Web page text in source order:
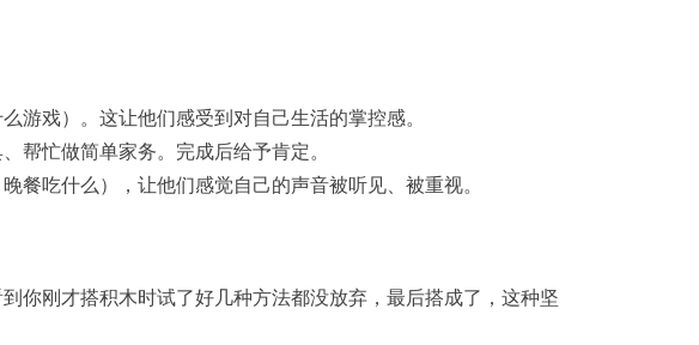
游戏）。这让他们感受到对自己生活的掌控感。
帮忙做简单家务。完成后给予肯定。
餐吃什么），让他们感觉自己的声音被听见、被重视。
你刚才搭积木时试了好几种方法都没放弃，最后搭成了，这种坚